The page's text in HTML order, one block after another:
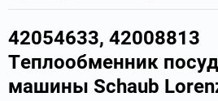
42054633, 42008813
Теплообменник
машины Schaub